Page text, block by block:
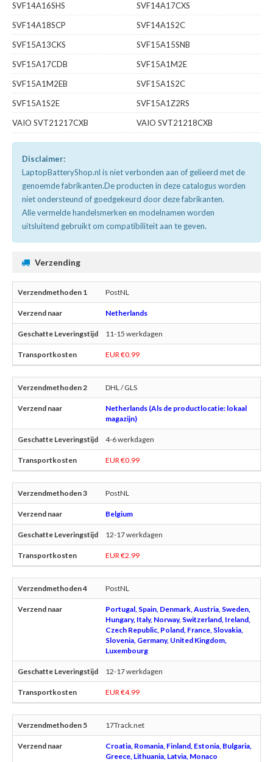
SVF14A16SHS
SVF14A17CXS
SVF14A18SCP
SVF14A1S2C
SVF15A13CKS
SVF15A15SNB
SVF15A17CDB
SVF15A1M2E
SVF15A1M2EB
SVF15A1S2C
SVF15A1S2E
SVF15A1Z2RS
VAIO SVT21217CXB
VAIO SVT21218CXB
Disclaimer:
LaptopBatteryShop.nl is niet verbonden aan of gelieerd met de
genoemde fabrikanten.De producten in deze catalogus worden
niet ondersteund of goedgekeurd door deze fabrikanten.
Alle vermelde handelsmerken en modelnamen worden
uitsluitend gebruikt om compatibiliteit aan te geven.
Verzending
PostNL
Netherlands
11-15 werkdagen
EUR €0.99
DHL / GLS
Netherlands (Als de productlocatie: lokaal
magazijn)
4-6 werkdagen
EUR €0.99
PostNL
Belgium
12-17 werkdagen
EUR €2.99
PostNL
Portugal, Spain, Denmark, Austria, Sweden,
Hungary, Italy, Norway, Switzerland, Ireland,
Czech Republic, Poland, France, Slovakia,
Slovenia, Germany, United Kingdom,
Luxembourg
12-17 werkdagen
EUR €4.99
17Track.net
Croatia, Romania, Finland, Estonia, Bulgaria,
Greece, Lithuania, Latvia, Monaco